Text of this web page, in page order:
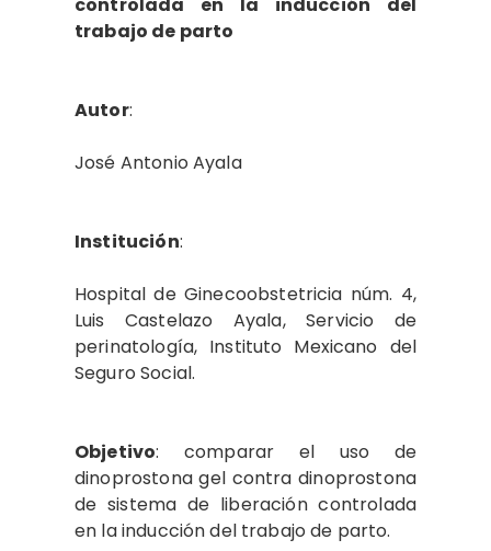
trabajo de parto
Autor:
José Antonio Ayala
Institución:
Hospital de Ginecoobstetricia núm. 4,
Luis Castelazo Ayala, Servicio de
perinatología, Instituto Mexicano del
Seguro Social.
Objetivo: comparar el uso de
dinoprostona gel contra dinoprostona
de sistema de liberación controlada
en la inducción del trabajo de parto.